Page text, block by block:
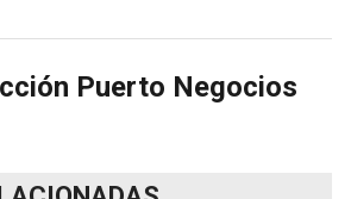
Puerto Negocios